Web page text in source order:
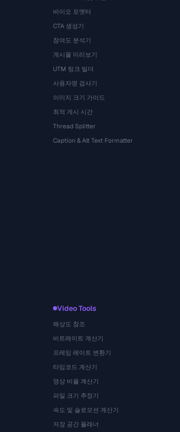
바이오 포맷터
CTA 생성기
참여도 분석기
게시물 미리보기
UTM 링크 빌더
사용자명 검사기
이미지 크기 가이드
최적 게시 시간
Thread Splitter
Caption & Alt Text Formatter
Video Tools
해상도 참조
비트레이트 계산기
프레임 레이트 변환기
타임코드 계산기
영상 비율 계산기
파일 크기 추정기
속도 및 슬로모션 계산기
저장 공간 플래너